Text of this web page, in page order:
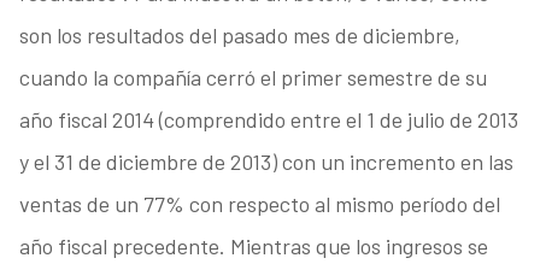
son los resultados del pasado mes de diciembre,
cuando la compañía cerró el primer semestre de su
año fiscal 2014 (comprendido entre el 1 de julio de 2013
y el 31 de diciembre de 2013) con un incremento en las
ventas de un 77% con respecto al mismo período del
año fiscal precedente. Mientras que los ingresos se